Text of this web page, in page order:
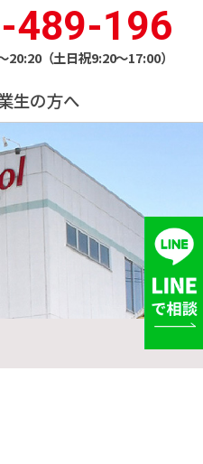
489-196
20:20（土日祝9:20〜17:00）
生の方へ